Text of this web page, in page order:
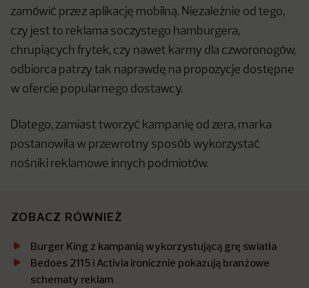
zamówić przez aplikację mobilną. Niezależnie od tego,
czy jest to reklama soczystego hamburgera,
chrupiących frytek, czy nawet karmy dla czworonogów,
odbiorca patrzy tak naprawdę na propozycje dostępne
w ofercie popularnego dostawcy.
Dlatego, zamiast tworzyć kampanię od zera, marka
postanowiła w przewrotny sposób wykorzystać
nośniki reklamowe innych podmiotów.
ZOBACZ RÓWNIEŻ
Burger King z kampanią wykorzystującą grę światła
Bedoes 2115 i Activia ironicznie pokazują branżowe
schematy reklam